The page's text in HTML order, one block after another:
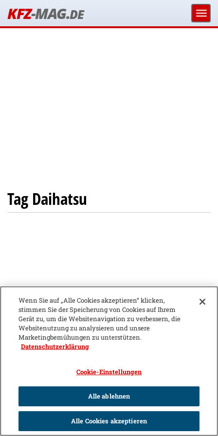
KFZ-MAG.DE
Tag Daihatsu
Wenn Sie auf „Alle Cookies akzeptieren“ klicken,
stimmen Sie der Speicherung von Cookies auf Ihrem
Gerät zu, um die Websitenavigation zu verbessern, die
Websitenutzung zu analysieren und unsere
Marketingbemühungen zu unterstützen.
Datenschutzerklärung
Cookie-Einstellungen
Alle ablehnen
Alle Cookies akzeptieren